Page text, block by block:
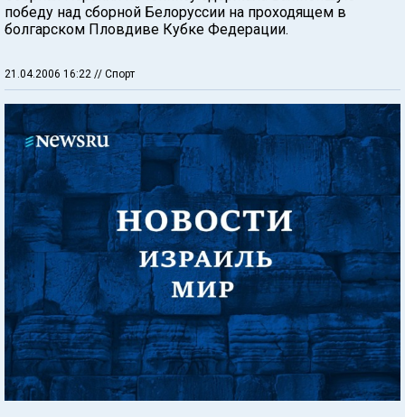
победу над сборной Белоруссии на проходящем в
болгарском Пловдиве Кубке Федерации.
21.04.2006 16:22 // Спорт